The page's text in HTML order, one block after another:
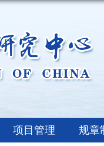
项目管理 规章